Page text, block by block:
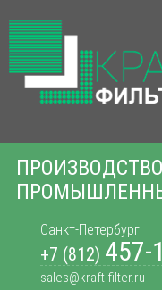
ПРОИЗВОДСТВО
Санкт-Петербург
+7 (812) 457-
sales@kraft-filter.ru